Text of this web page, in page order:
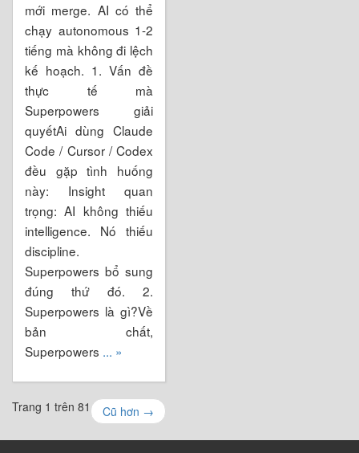
mới merge. AI có thể
chạy autonomous 1-2
tiếng mà không đi lệch
kế hoạch. 1. Vấn đề
thực tế mà
Superpowers giải
quyếtAi dùng Claude
Code / Cursor / Codex
đều gặp tình huống
này: Insight quan
trọng: AI không thiếu
intelligence. Nó thiếu
discipline.
Superpowers bổ sung
đúng thứ đó. 2.
Superpowers là gì?Về
bản chất,
Superpowers ... »
Trang 1 trên 81 Cũ hơn →